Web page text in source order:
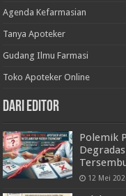
Agenda Kefarmasian
Tanya Apoteker
Gudang Ilmu Farmasi
Toko Apoteker Online
Dari Editor
Polemik
12 Mei